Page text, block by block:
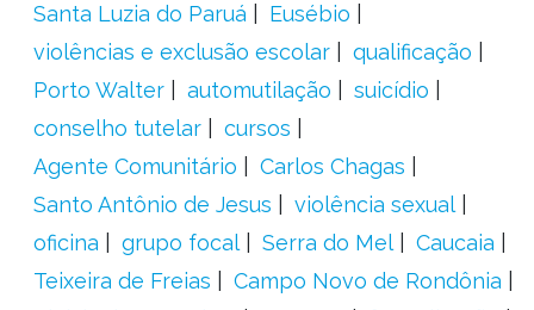
Santa Luzia do Paruá
Eusébio
violências e exclusão escolar
qualificação
Porto Walter
automutilação
suicídio
conselho tutelar
cursos
Agente Comunitário
Carlos Chagas
Santo Antônio de Jesus
violência sexual
oficina
grupo focal Serra do Mel
Caucaia
Teixeira de Freias
Campo Novo de Rondônia